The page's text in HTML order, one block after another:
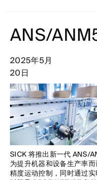
ANS/
2025年5月
20日
SICK 将推出新一代 ANS/
为提升机器和设备生产率
精度运动控制，同时通过